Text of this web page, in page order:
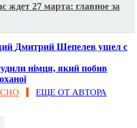
ждет 27 марта: главное за
Дмитрий Шепелев ушел с
німця, який побив
ЕЩЕ ОТ АВТОРА